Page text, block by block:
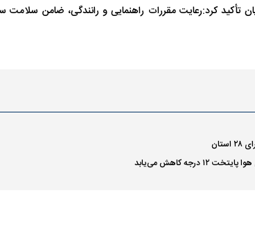
تأکید کرد:رعایت مقررات راهنمایی و رانندگی، ضامن
کاهش می‌یابد